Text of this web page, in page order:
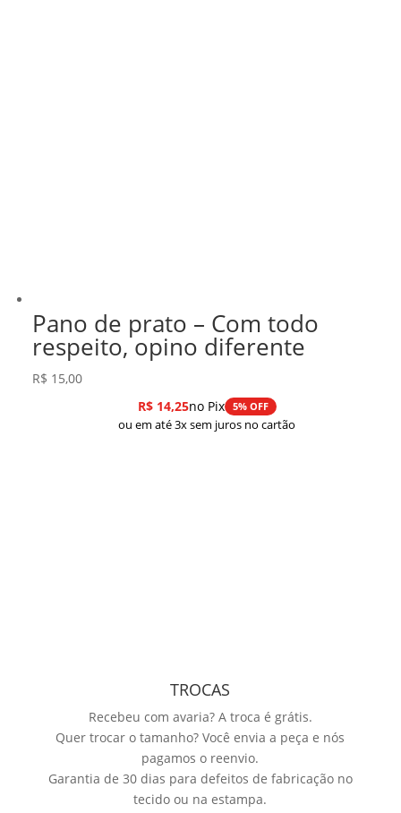
Pano de prato – Com todo
respeito, opino diferente
R$ 15,00
R$14,25no Pix 5% OFF
ou em até 3x sem juros no cartão
TROCAS
Recebeu com avaria? A troca é grátis.
Quer trocar o tamanho? Você envia a peça e nós
pagamos o reenvio.
Garantia de 30 dias para defeitos de fabricação no
tecido ou na estampa.